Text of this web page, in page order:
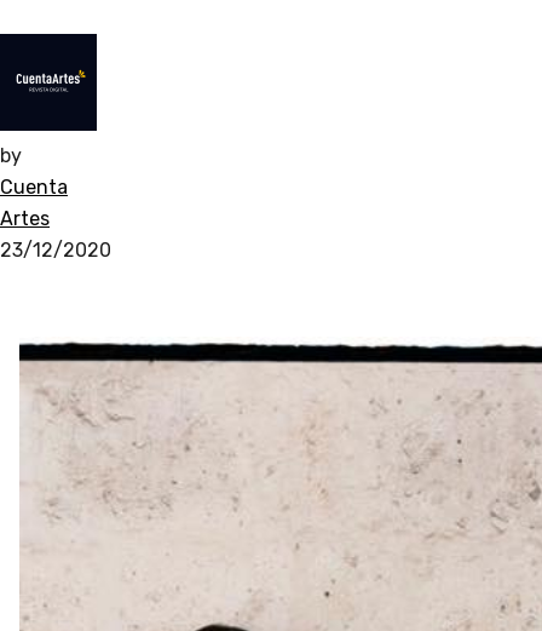
by
Cuenta
Artes
23/12/2020